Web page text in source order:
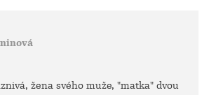
žena svého muže, "matka" dvou